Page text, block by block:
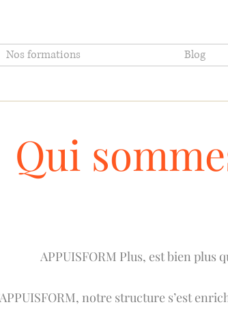
Nos formations Blog
APPUISFORM Plus, est bien plus
notre structure s’est
Qui